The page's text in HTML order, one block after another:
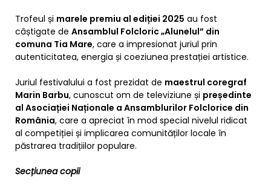
Trofeul și marele premiu al ediției 2025 au fost
câștigate de Ansamblul Folcloric „Alunelul” din
comuna Tia Mare, care a impresionat juriul prin
autenticitatea, energia și coeziunea prestației artistice.
Juriul festivalului a fost prezidat de maestrul coregraf
Marin Barbu, cunoscut om de televiziune și președinte
al Asociației Naționale a Ansamblurilor Folclorice din
România, care a apreciat în mod special nivelul ridicat
al competiției și implicarea comunităților locale în
păstrarea tradițiilor populare.
Secțiunea copii